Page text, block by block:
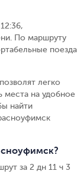
По маршруту
поезда
легко
места на удобное
найти
за 2 дн 11 ч 3